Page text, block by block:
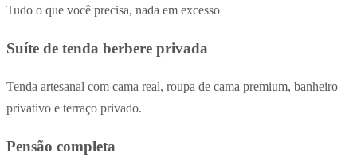
Tudo o que você precisa, nada em excesso
Suíte de tenda berbere privada
Tenda artesanal com cama real, roupa de cama premium, banheiro
privativo e terraço privado.
Pensão completa